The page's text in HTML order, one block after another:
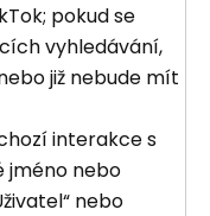
pokud se
vyhledávání,
již nebude mít
interakce s
jméno nebo
nebo